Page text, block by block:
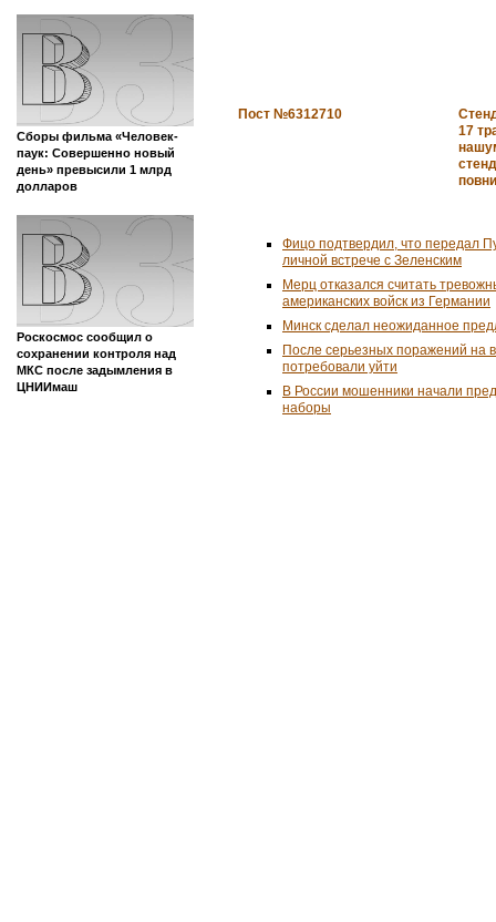
Сборы фильма «Человек-
паук: Совершенно новый
день» превысили 1 млрд
долларов
Роскосмос сообщил о
сохранении контроля над
МКС после задымления в
ЦНИИмаш
Пост №6312710
17
Фицо подтвердил, что передал
личной встрече с Зеленским
Мерц отказался считать
американских войск из Германии
Минск сделал неожиданное
После серьезных поражений на
потребовали уйти
В России мошенники начали
наборы